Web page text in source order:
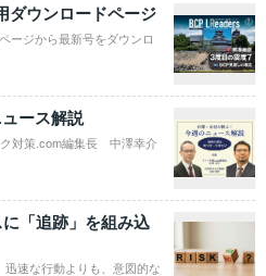
ダウンロードページ
ージから最新号をダウンロ
ース解説
対策.com編集長 中澤幸介
「追跡」を組み込
速な行動よりも、意図的な